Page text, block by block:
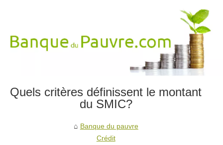
Quels critères définissent le montant
du SMIC?
Banque du pauvre
Crédit